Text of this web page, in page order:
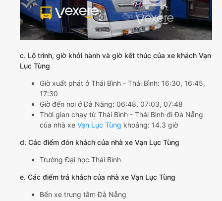
c. Lộ trình, giờ khởi hành và giờ kết thúc của xe khách Vạn
Lục Tùng
Giờ xuất phát ở Thái Bình - Thái Bình: 16:30, 16:45,
17:30
Giờ đến nơi ở Đà Nẵng: 06:48, 07:03, 07:48
Thời gian chạy từ Thái Bình - Thái Bình đi Đà Nẵng
của nhà xe Vạn Lục Tùng khoảng: 14.3 giờ
d. Các điểm đón khách của nhà xe Vạn Lục Tùng
Trường Đại học Thái Bình
e. Các điểm trả khách của nhà xe Vạn Lục Tùng
Bến xe trung tâm Đà Nẵng